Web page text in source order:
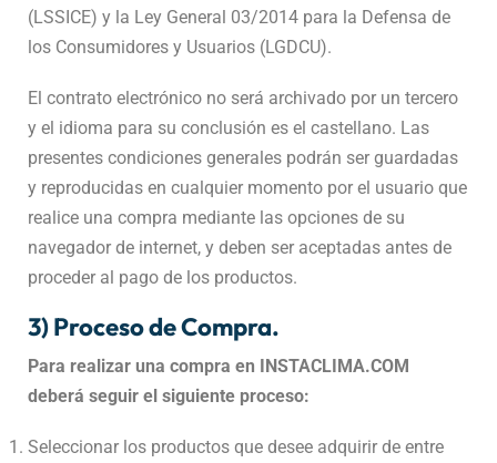
(LSSICE) y la Ley General 03/2014 para la Defensa de
los Consumidores y Usuarios (LGDCU).
El contrato electrónico no será archivado por un tercero
y el idioma para su conclusión es el castellano. Las
presentes condiciones generales podrán ser guardadas
y reproducidas en cualquier momento por el usuario que
realice una compra mediante las opciones de su
navegador de internet, y deben ser aceptadas antes de
proceder al pago de los productos.
3) Proceso de Compra.
Para realizar una compra en INSTACLIMA.COM
deberá seguir el siguiente proceso:
Seleccionar los productos que desee adquirir de entre